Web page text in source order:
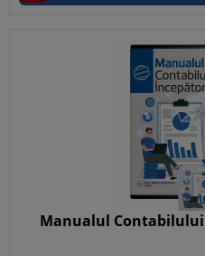
Manualul Contabilului